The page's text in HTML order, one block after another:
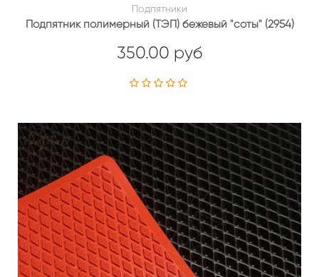
Подпятники
Подпятник полимерный (ТЭП) бежевый "соты" (2954)
350.00 руб